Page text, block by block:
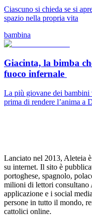
Ciascuno si chieda se si
spazio nella propria vita
bambina
Giacinta, la bimba
fuoco infernale
La più giovane dei
prima di rendere l’anima a
Lanciato nel 2013, Aleteia
su internet. Il sito è
portoghese, spagnolo,
milioni di lettori consultano
applicazione e i social
persone in tutto il mondo,
cattolici online.